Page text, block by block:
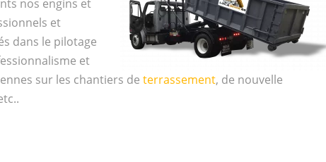
nos engins et
et
dans le pilotage
et
sur les chantiers de terrassement, de nouvelle